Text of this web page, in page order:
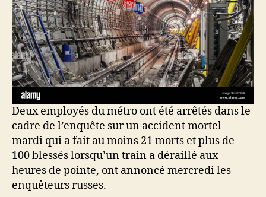
Deux employés du métro ont été arrêtés dans le
cadre de l’enquête sur un accident mortel
mardi qui a fait au moins 21 morts et plus de
100 blessés lorsqu’un train a déraillé aux
heures de pointe, ont annoncé mercredi les
enquêteurs russes.